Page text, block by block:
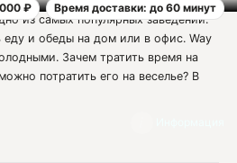
₽
Время доставки: до 60 минут
из самых популярных заведений.
еду и обеды на дом или в офис. Way
Зачем тратить время на
потратить его на веселье? В
салаты и даже десерты.